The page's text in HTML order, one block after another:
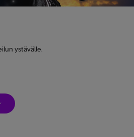
ystävälle.